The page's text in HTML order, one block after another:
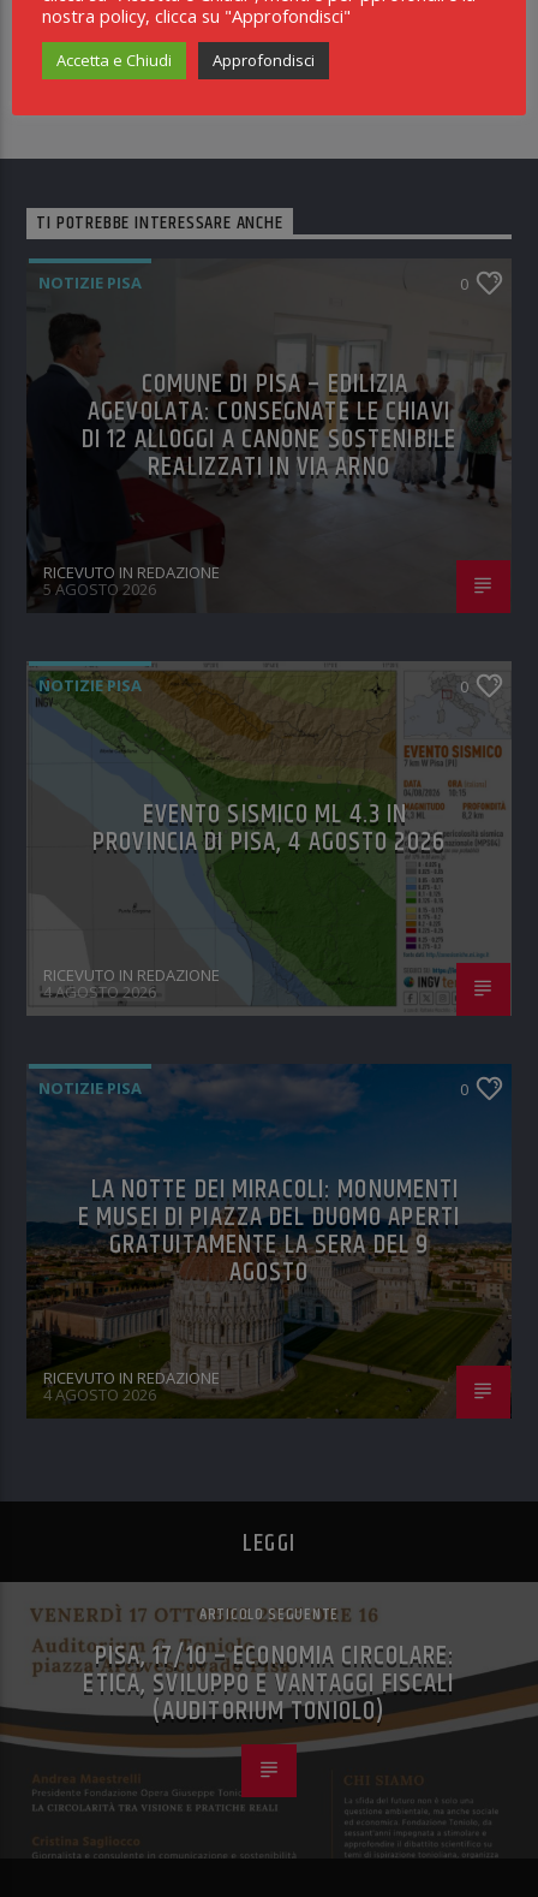
PLANET DANCE
21:00
TI POTREBBE INTERESSARE ANCHE
NOTIZIE PISA 0
COMUNE DI PISA – EDILIZIA
AGEVOLATA: CONSEGNATE LE CHIAVI
DI 12 ALLOGGI A CANONE SOSTENIBILE
REALIZZATI IN VIA ARNO
RICEVUTO IN REDAZIONE
5 AGOSTO 2026
NOTIZIE PISA 0
EVENTO SISMICO ML 4.3 IN
PROVINCIA DI PISA, 4 AGOSTO 2026
RICEVUTO IN REDAZIONE
4 AGOSTO 2026
NOTIZIE PISA 0
LA NOTTE DEI MIRACOLI: MONUMENTI
E MUSEI DI PIAZZA DEL DUOMO APERTI
GRATUITAMENTE LA SERA DEL 9
AGOSTO
RICEVUTO IN REDAZIONE
4 AGOSTO 2026
LEGGI
ARTICOLO SEGUENTE
PISA, 17/10 – ECONOMIA CIRCOLARE:
ETICA, SVILUPPO E VANTAGGI FISCALI
(AUDITORIUM TONIOLO)
nostra policy, clicca su "Approfondisci"
Accetta e Chiudi Approfondisci